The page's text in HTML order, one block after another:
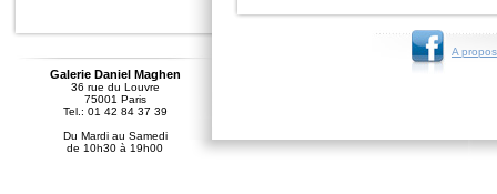
A
Galerie Daniel Maghen
36 rue du Louvre
75001 Paris
Tel.: 01 42 84 37 39
Du Mardi au Samedi
de 10h30 à 19h00